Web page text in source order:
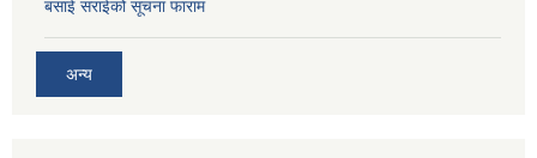
बसाई सराईको सूचना फाराम
अन्य